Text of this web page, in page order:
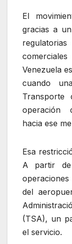
El
gracias a
Venezuela
cuando
Transporte
operación
hacia ese
Esa
A partir
del
(TSA), un
el servicio.